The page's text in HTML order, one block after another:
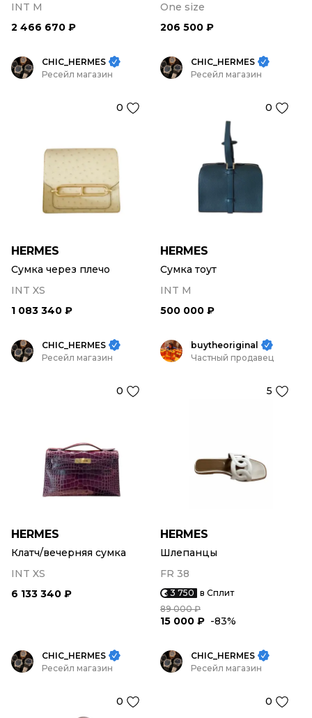
INT M
2 466 670 ₽
One size
206 500 ₽
CHIC_HERMES
Ресейл магазин
0
HERMES
Сумка через плечо
INT XS
1 083 340 ₽
CHIC_HERMES
Ресейл магазин
0
HERMES
Сумка тоут
INT M
500 000 ₽
CHIC_HERMES
Ресейл магазин
0
HERMES
Клатч/вечерняя сумка
INT XS
6 133 340 ₽
buytheoriginal
Частный продавец
5
HERMES
Шлепанцы
FR 38
3 750 в Сплит
89 000 ₽
15 000 ₽ -83%
CHIC_HERMES
Ресейл магазин
0
CHIC_HERMES
Ресейл магазин
0